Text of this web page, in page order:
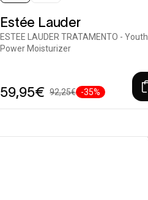
Estée Lauder
ESTEE LAUDER TRATAMENTO - Youth
Power Moisturizer
59,95€ 92,25€ -35%